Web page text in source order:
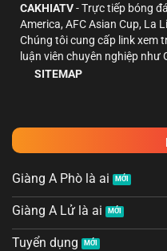
CAKHIATV- Trực tiếp bóng
America, AFC Asian Cup, La
Chúng tôi cung cấp link xem
luận viên chuyên nghiệp như
SITEMAP
Giàng A Phò là ai
Giàng A Lử là ai
Tuyển dụng